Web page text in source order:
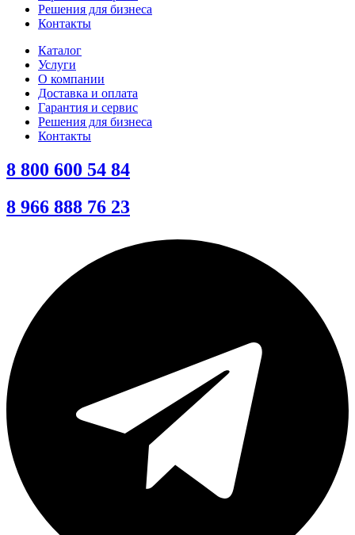
Решения для бизнеса
Контакты
Каталог
Услуги
О компании
Доставка и оплата
Гарантия и сервис
Решения для бизнеса
Контакты
8 800 600 54 84
8 966 888 76 23